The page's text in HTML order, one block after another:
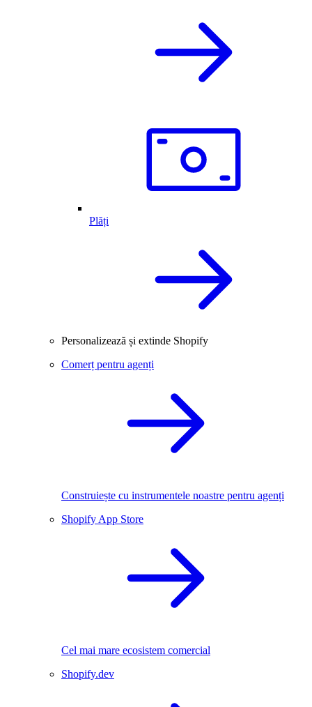
Plăți
Personalizează și extinde Shopify
Comerț pentru agenți
Construiește cu instrumentele noastre pentru agenți
Shopify App Store
Cel mai mare ecosistem comercial
Shopify.dev